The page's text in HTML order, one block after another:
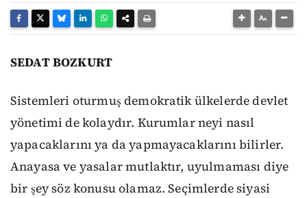
SEDAT BOZKURT
Sistemleri oturmuş demokratik ülkelerde devlet
yönetimi de kolaydır. Kurumlar neyi nasıl
yapacaklarını ya da yapmayacaklarını bilirler.
Anayasa ve yasalar mutlaktır, uyulmaması diye
bir şey söz konusu olamaz. Seçimlerde siyasi